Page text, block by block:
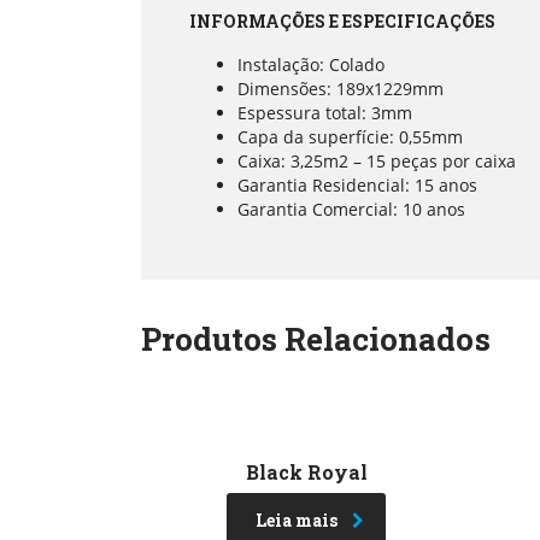
INFORMAÇÕES E ESPECIFICAÇÕES
Instalação: Colado
Dimensões: 189x1229mm
Espessura total: 3mm
Capa da superfície: 0,55mm
Caixa: 3,25m2 – 15 peças por caixa
Garantia Residencial: 15 anos
Garantia Comercial: 10 anos
Produtos Relacionados
Black Royal
Leia mais